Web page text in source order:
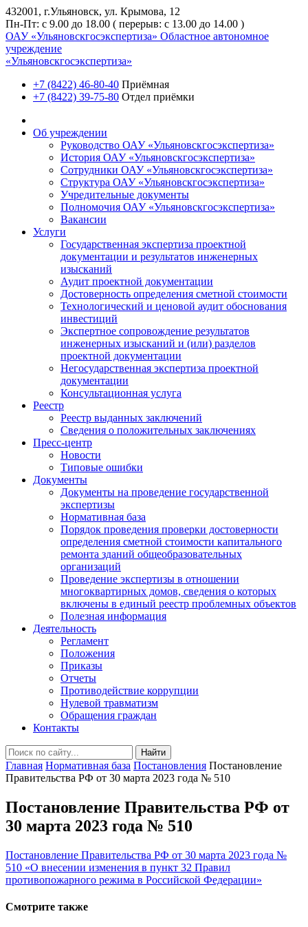
432001, г.Ульяновск, ул. Крымова, 12
Пн-Пт: с 9.00 до 18.00 ( перерыв: с 13.00 до 14.00 )
ОАУ «Ульяновскгосэкспертиза» Областное автономное
учреждение
«Ульяновскгосэкспертиза»
+7 (8422) 46-80-40 Приёмная
+7 (8422) 39-75-80 Отдел приёмки
Об учреждении
Руководство ОАУ «Ульяновскгосэкспертиза»
История ОАУ «Ульяновскгосэкспертиза»
Сотрудники ОАУ «Ульяновскгосэкспертиза»
Структура ОАУ «Ульяновскгосэкспертиза»
Учредительные документы
Полномочия ОАУ «Ульяновскгосэкспертиза»
Вакансии
Услуги
Государственная экспертиза проектной
документации и результатов инженерных
изысканий
Аудит проектной документации
Достоверность определения сметной стоимости
Технологический и ценовой аудит обоснования
инвестиций
Экспертное сопровождение результатов
инженерных изысканий и (или) разделов
проектной документации
Негосударственная экспертиза проектной
документации
Консультационная услуга
Реестр
Реестр выданных заключений
Сведения о положительных заключениях
Пресс-центр
Новости
Типовые ошибки
Документы
Документы на проведение государственной
экспертизы
Нормативная база
Порядок проведения проверки достоверности
определения сметной стоимости капитального
ремонта зданий общеобразовательных
организаций
Проведение экспертизы в отношении
многоквартирных домов, сведения о которых
включены в единый реестр проблемных объектов
Полезная информация
Деятельность
Регламент
Положения
Приказы
Отчеты
Противодействие коррупции
Нулевой травматизм
Обращения граждан
Контакты
Найти
Главная Нормативная база Постановления Постановление
Правительства РФ от 30 марта 2023 года № 510
Постановление Правительства РФ от
30 марта 2023 года № 510
Постановление Правительства РФ от 30 марта 2023 года №
510 «О внесении изменения в пункт 32 Правил
противопожарного режима в Российской Федерации»
Смотрите также